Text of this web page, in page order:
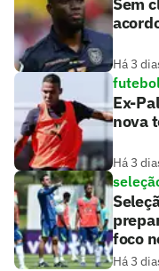
Sem
Há 3
Ex-
nova
Há 3
foco
Há 3